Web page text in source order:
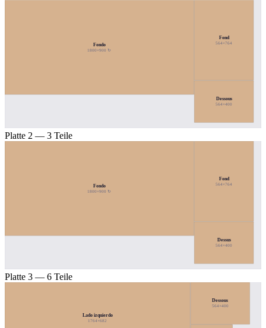
Fondo
1800×900 ↻
Fond
564×764
Dessous
564×400
Platte 2 — 3 Teile
Fondo
1800×900 ↻
Fond
564×764
Dessus
564×400
Platte 3 — 6 Teile
Lado izquierdo
1764×682
Dessous
564×400